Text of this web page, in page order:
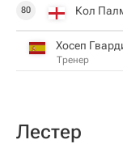
80 Кол
Хосеп
Тренер
Лестер